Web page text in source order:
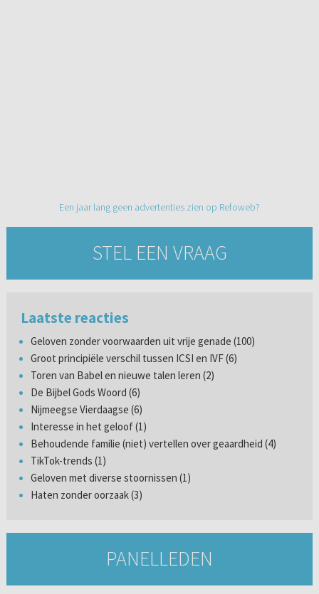
Een jaar lang geen advertenties zien op Refoweb?
STEL EEN VRAAG
Laatste reacties
Geloven zonder voorwaarden uit vrije genade (100)
Groot principiële verschil tussen ICSI en IVF (6)
Toren van Babel en nieuwe talen leren (2)
De Bijbel Gods Woord (6)
Nijmeegse Vierdaagse (6)
Interesse in het geloof (1)
Behoudende familie (niet) vertellen over geaardheid (4)
TikTok-trends (1)
Geloven met diverse stoornissen (1)
Haten zonder oorzaak (3)
PANELLEDEN